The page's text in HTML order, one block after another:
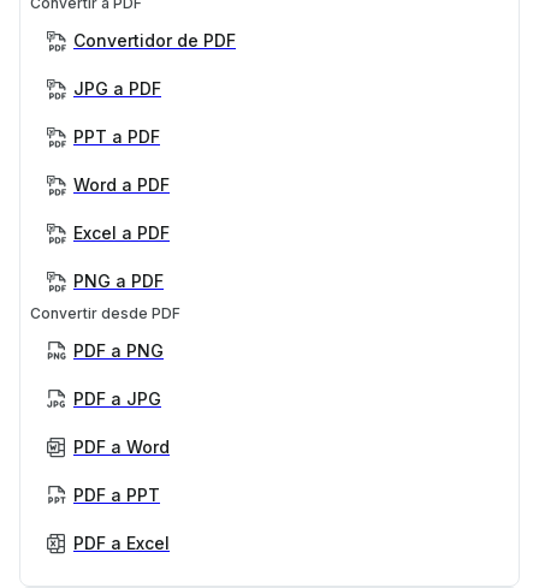
Convertidor de PDF
JPG a PDF
PPT a PDF
Word a PDF
Excel a PDF
PNG a PDF
Convertir desde PDF
PDF a PNG
PDF a JPG
PDF a Word
PDF a PPT
PDF a Excel